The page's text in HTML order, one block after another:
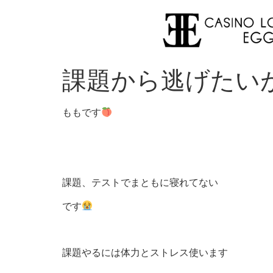
課題から逃げたい
ももです
課題、テストでまともに寝れてない
です
課題やるには体力とストレス使います